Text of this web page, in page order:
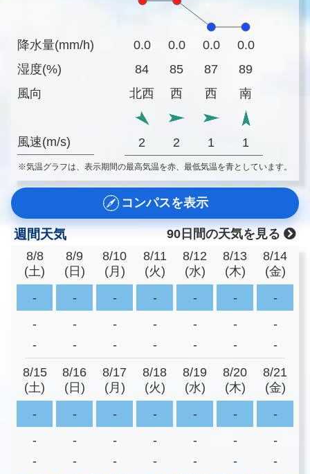
降水量(mm/h)
湿度(%)
風向
風速(m/s)
0.0 0.0 0.0
0.0
84
85 87
89
北西
西 西 南
2 2 1 1
※気温グラフは、表示期間の最高気温を赤、最低気温を青としています。
コンパスを表示
週間天気
90日間の天気を見る
8/8
(土)
8/9
(日)
8/10
(月)
8/11
(火)
8/12
(水)
8/13
(木)
8/14
(金)
-
- - - - -
-
-
- - - - -
-
-
- - - - - -
8/15
(土)
8/16
(日)
8/17
(月)
8/18
(火)
8/19
(水)
8/20
(木)
8/21
(金)
-
- - - - -
-
-
- - - - -
-
-
- - - - -
-